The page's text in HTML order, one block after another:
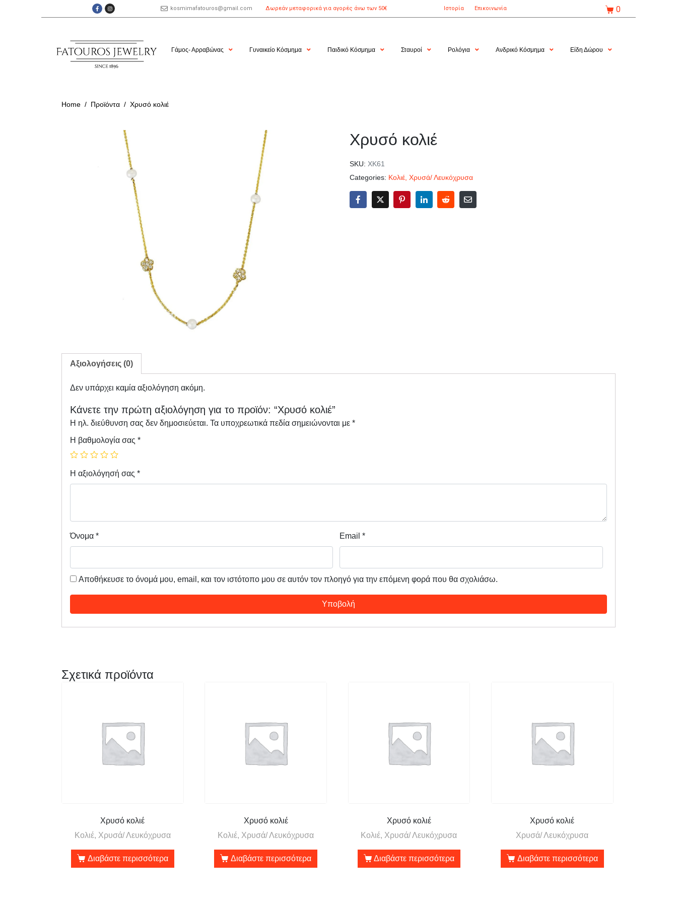
kosmimafatouros@gmail.com Δωρεάν μεταφορικά για αγορές άνω των 50€ Ιστορία Επικοινωνία 0
Γάμος- Αρραβώνας Γυναικείο Κόσμημα Παιδικό Κόσμημα Σταυροί Ρολόγια Ανδρικό Κόσμημα Είδη Δώρου
Home Προϊόντα Χρυσό κολιέ
Χρυσό κολιέ
SKU: ΧΚ61
Categories: Κολιέ Χρυσά/ Λευκόχρυσα
Αξιολογήσεις (0)
Δεν υπάρχει καμία αξιολόγηση ακόμη.
Κάνετε την πρώτη αξιολόγηση για το προϊόν: “Χρυσό κολιέ”
Η ηλ. διεύθυνση σας δεν δημοσιεύεται. Τα υποχρεωτικά πεδία σημειώνονται με *
Η βαθμολογία σας *
Η αξιολόγησή σας *
Όνομα * Email*
Αποθήκευσε το όνομά μου, email, και τον ιστότοπο μου σε αυτόν τον πλοηγό για την επόμενη φορά που θα σχολιάσω.
Σχετικά προϊόντα
Χρυσό κολιέ
Κολιέ, Χρυσά/ Λευκόχρυσα
Διαβάστε περισσότερα
Χρυσό κολιέ
Κολιέ, Χρυσά/ Λευκόχρυσα
Διαβάστε περισσότερα
Χρυσό κολιέ
Κολιέ, Χρυσά/ Λευκόχρυσα
Διαβάστε περισσότερα
Χρυσό κολιέ
Χρυσά/ Λευκόχρυσα
Διαβάστε περισσότερα